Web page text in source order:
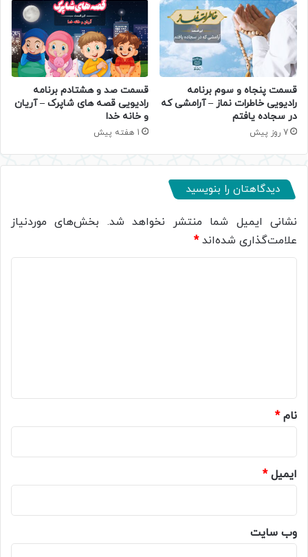
قسمت پنجاه و سوم برنامه
رادیویی خاطرات نماز – آرامشی که
در سجاده یافتم
7 روز پیش
قسمت صد و هشتادم برنامه
رادیویی قصه های شاپرک – آریان
و خانه خدا
1 هفته پیش
دیدگاهتان را بنویسید
نشانی ایمیل شما منتشر نخواهد شد. بخش‌های موردنیاز
علامت‌گذاری شده‌اند*
نام*
ایمیل*
وب‌ سایت